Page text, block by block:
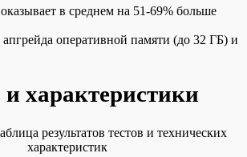
в среднем на 51-69% больше
оперативной памяти (до 32 ГБ) и
характеристики
результатов тестов и технических
характеристик